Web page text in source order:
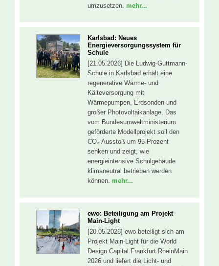
umzusetzen. mehr...
Karlsbad: Neues
Energieversorgungssystem für
Schule
[21.05.2026] Die Ludwig-Guttmann-
Schule in Karlsbad erhält eine
regenerative Wärme- und
Kälteversorgung mit
Wärmepumpen, Erdsonden und
großer Photovoltaikanlage. Das
vom Bundesumweltministerium
geförderte Modellprojekt soll den
CO₂-Ausstoß um 95 Prozent
senken und zeigt, wie
energieintensive Schulgebäude
klimaneutral betrieben werden
können. mehr...
ewo: Beteiligung am Projekt
Main-Light
[20.05.2026] ewo beteiligt sich am
Projekt Main-Light für die World
Design Capital Frankfurt RheinMain
2026 und liefert die Licht- und